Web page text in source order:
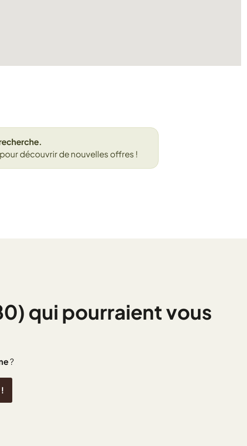
découvrir de nouvelles offres !
qui pourraient vous
?